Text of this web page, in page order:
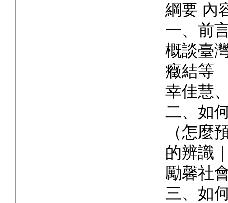
綱要 內
一、前
概談臺
癥結等
幸佳慧
二、如
（怎麼
的辨識
勵馨社
三、如